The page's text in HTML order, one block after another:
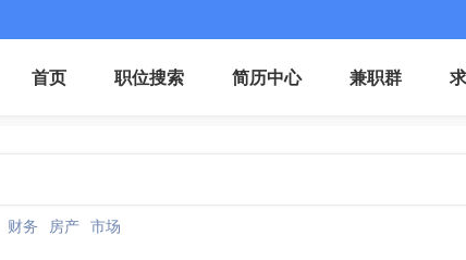
首页 职位搜索 简历中心 兼职群
财务 房产 市场